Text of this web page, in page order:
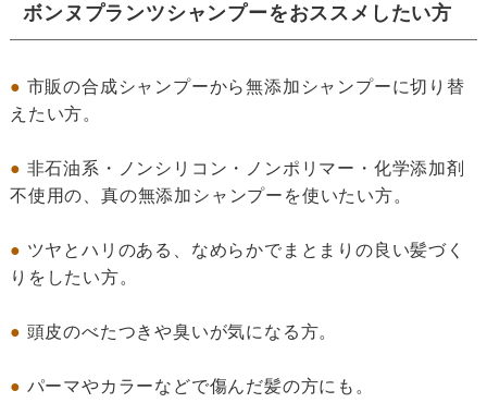
ボンヌプランツシャンプーをおススメしたい方
● 市販の合成シャンプーから無添加シャンプーに切り替
えたい方。
● 非石油系・ノンシリコン・ノンポリマー・化学添加剤
不使用の、真の無添加シャンプーを使いたい方。
● ツヤとハリのある、なめらかでまとまりの良い髪づく
りをしたい方。
● 頭皮のべたつきや臭いが気になる方。
● パーマやカラーなどで傷んだ髪の方にも。